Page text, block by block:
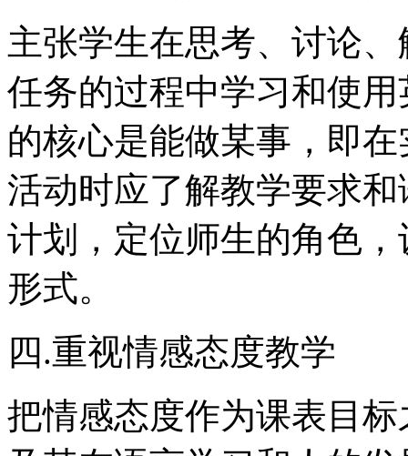
主张学生在思考、讨论
任务的过程中学习和使
的核心是能做某事，即
活动时应了解教学要求
计划，定位师生的角色
形式。
四.重视情感态度教学
把情感态度作为课表目